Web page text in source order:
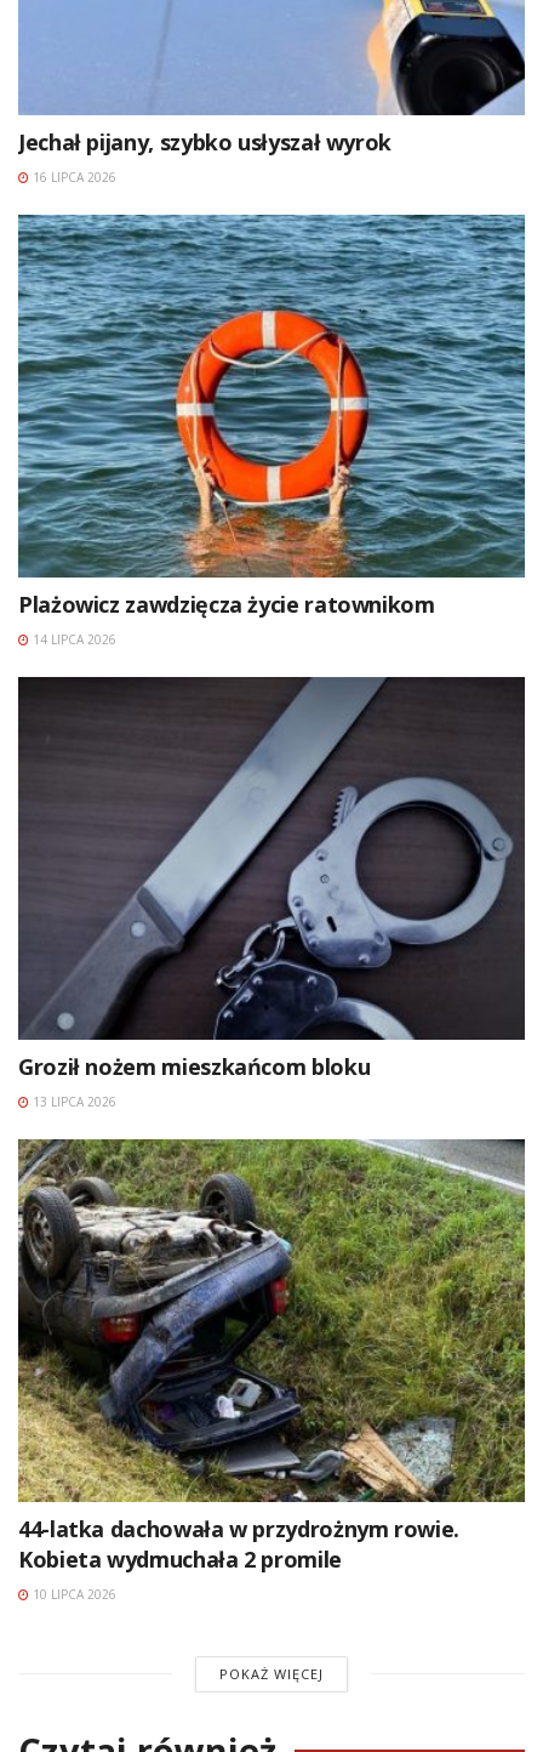
Jechał pijany, szybko usłyszał wyrok
16 LIPCA 2026
Plażowicz zawdzięcza życie ratownikom
14 LIPCA 2026
Groził nożem mieszkańcom bloku
13 LIPCA 2026
44-latka dachowała w przydrożnym rowie.
Kobieta wydmuchała 2 promile
10 LIPCA 2026
POKAŻ WIĘCEJ